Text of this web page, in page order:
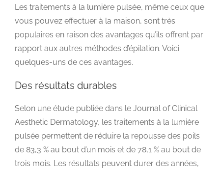
Les traitements à la lumière pulsée, même ceux que
vous pouvez effectuer à la maison, sont très
populaires en raison des avantages qu’ils offrent par
rapport aux autres méthodes d’épilation. Voici
quelques-uns de ces avantages.
Des résultats durables
Selon une étude publiée dans le Journal of Clinical
Aesthetic Dermatology, les traitements à la lumière
pulsée permettent de réduire la repousse des poils
de 83,3 % au bout d’un mois et de 78,1 % au bout de
trois mois. Les résultats peuvent durer des années,